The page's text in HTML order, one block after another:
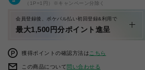
（1P=1円）※キャンペーン分除く
会員登録後、ポケパル払い初回登録&利用で
最大1,500円分ポイント進呈
獲得ポイントの確認方法は こちら
この商品について問い合わせる